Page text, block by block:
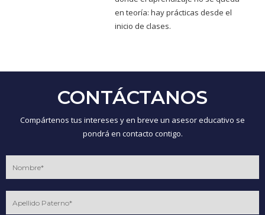
en teoría: hay prácticas desde el
inicio de clases.
CONTÁCTANOS
Compártenos tus intereses y en breve un asesor educativo se
pondrá en contacto contigo.